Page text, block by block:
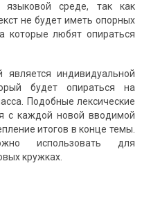
языковой среде, так как
не будет иметь опорных
которые любят опираться
является индивидуальной
будет опираться на
Подобные лексические
с каждой новой вводимой
итогов в конце темы.
использовать для
кружках.